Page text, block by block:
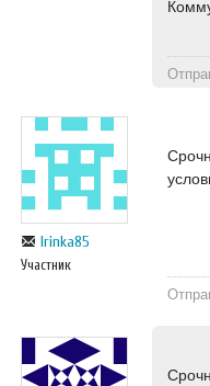
Irinka85
Участник